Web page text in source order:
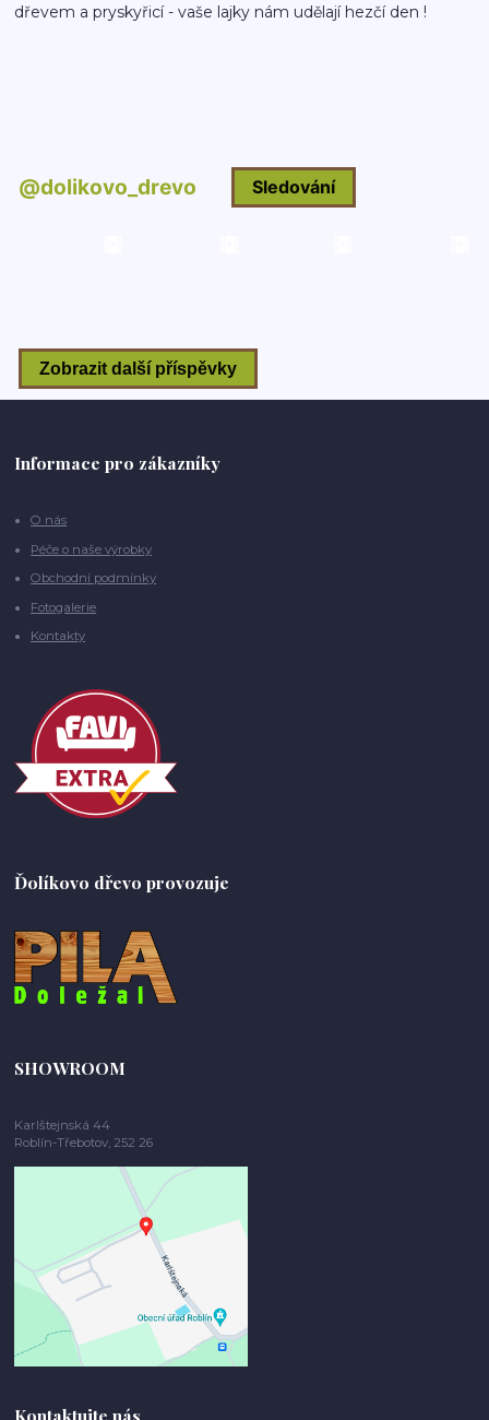
dřevem a pryskyřicí - vaše lajky nám udělají hezčí den !
Informace pro zákazníky
O nás
Péče o naše výrobky
Obchodní podmínky
Fotogalerie
Kontakty
Ďolíkovo dřevo provozuje
SHOWROOM
Karlštejnská 44
Roblín-Třebotov, 252 26
Kontaktujte nás